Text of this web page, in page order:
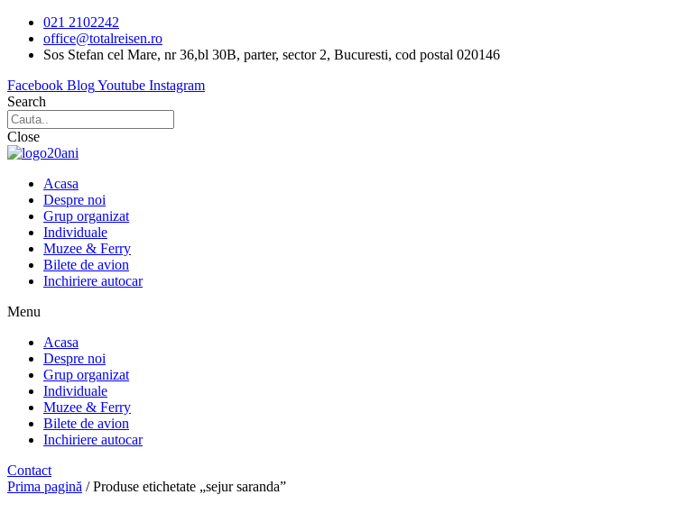
conținut
021 2102242
office@totalreisen.ro
Sos Stefan cel Mare, nr 36,bl 30B, parter, sector 2, Bucuresti, cod postal 020146
Facebook BlogYoutube Instagram
Search
Close
Acasa
Despre noi
Grup organizat
Individuale
Muzee & Ferry
Bilete de avion
Inchiriere autocar
Menu
Acasa
Despre noi
Grup organizat
Individuale
Muzee & Ferry
Bilete de avion
Inchiriere autocar
Contact
Prima pagină / Produse etichetate „sejur saranda”